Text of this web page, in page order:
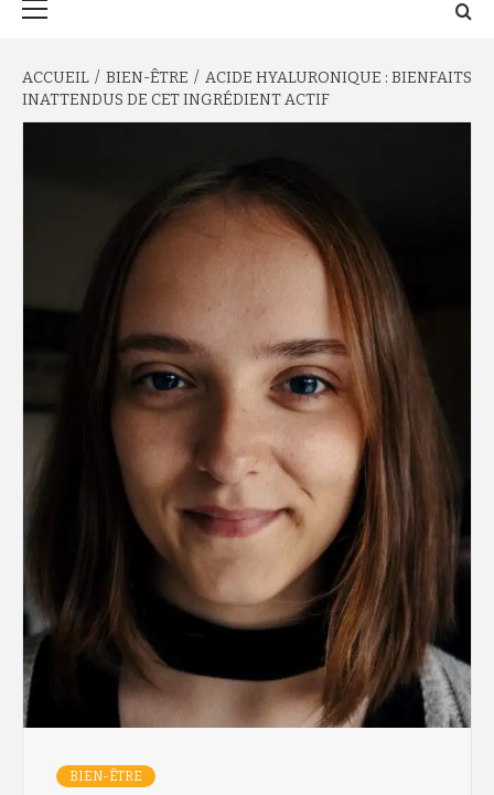
ACCUEIL BIEN-ÊTRE
ACIDE HYALURONIQUE : BIENFAITS
INATTENDUS DE CET INGRÉDIENT ACTIF
BIEN-ÊTRE